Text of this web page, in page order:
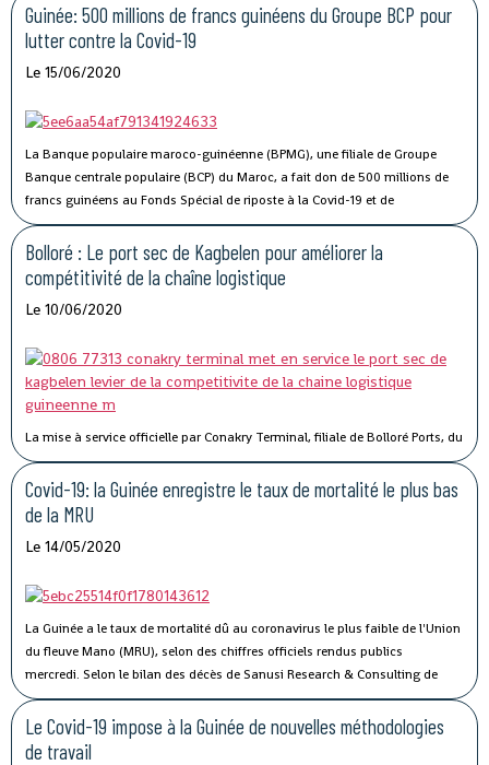
Guinée: 500 millions de francs guinéens du Groupe BCP pour
lutter contre la Covid-19
Le 15/06/2020
La Banque populaire maroco-guinéenne (BPMG), une filiale de Groupe
Banque centrale populaire (BCP) du Maroc, a fait don de 500 millions de
francs guinéens au Fonds Spécial de riposte à la Covid-19 et de
stabilisation économique de la Guinée.
Bolloré : Le port sec de Kagbelen pour améliorer la
compétitivité de la chaîne logistique
Le 10/06/2020
La mise à service officielle par Conakry Terminal, filiale de Bolloré Ports, du
port sec de Kagbelen, permettra « l’amélioration des performances et la
compétitivité du Port Autonome de Conakry ».« Le développement du port
sec de Kagbelen répond au double défi de la gestion optimale des espaces
de stockage du terminal à conteneurs et de la célérité des services de
livraison des véhicules. En complément des nouveaux portiques de parc
permettra l’amélioration des performances et la compétitivité du Port
Autonome de Conakry, », a déclaré Madame Traoré Tahirou Barry,
Directrice générale de Conakry Terminal.
Covid-19: la Guinée enregistre le taux de mortalité le plus bas
de la MRU
Le 14/05/2020
La Guinée a le taux de mortalité dû au coronavirus le plus faible de l'Union
du fleuve Mano (MRU), selon des chiffres officiels rendus publics
mercredi. Selon le bilan des décès de Sanusi Research & Consulting de
l’Union, qui regroupe la Côte d’Ivoire, la Guinée, le Libéria et la Sierra Leone,
73 personnes ont succombé au Covid-19.
Le Covid-19 impose à la Guinée de nouvelles méthodologies
de travail